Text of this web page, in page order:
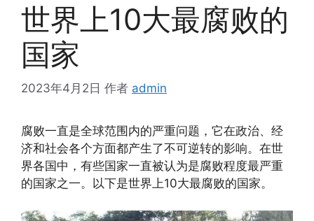
世界上10大最腐败的
国家
2023年4月2日 作者 admin
腐败一直是全球范围内的严重问题，它在政治、经
济和社会各个方面都产生了不可逆转的影响。在世
界各国中，有些国家一直被认为是腐败程度最严重
的国家之一。以下是世界上10大最腐败的国家。